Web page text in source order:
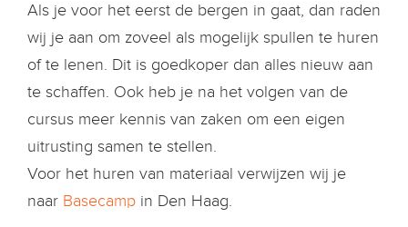
Als je voor het eerst de bergen in gaat, dan raden
wij je aan om zoveel als mogelijk spullen te huren
of te lenen. Dit is goedkoper dan alles nieuw aan
te schaffen. Ook heb je na het volgen van de
cursus meer kennis van zaken om een eigen
uitrusting samen te stellen.
Voor het huren van materiaal verwijzen wij je
naar Basecamp in Den Haag.